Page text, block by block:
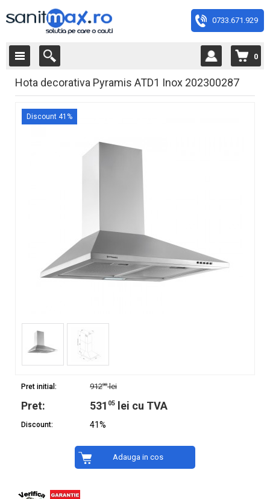
0733.671.929
0
Hota decorativa Pyramis ATD1 Inox 202300287
Discount 41%
Pret initial: 91200lei
Pret: 531 05 lei cu TVA
Discount: 41%
Adauga in cos